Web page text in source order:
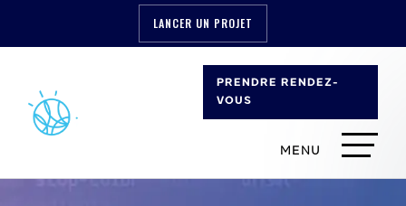
LANCER UN PROJET
PRENDRE RENDEZ-
VOUS